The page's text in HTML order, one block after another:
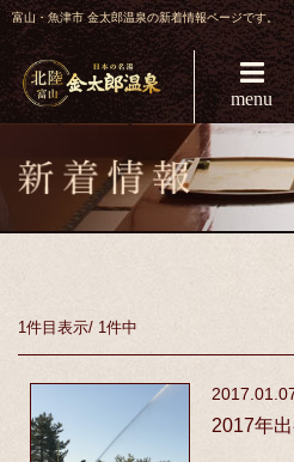
富山・魚津市 金太郎温泉の新着情報ページです。
menu
1件目表示/ 1件中
2017年